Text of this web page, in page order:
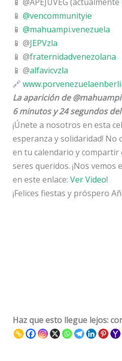
📱 @vencommunityie
📱 @mahuampi.venezuela
📱 @JEPVzla
📱 @fraternidadvenezolana
📱 @alfavicvzla
🔗
La aparición de
6 minutos y 24 segundos
¡Únete a nosotros en esta
esperanza y solidaridad! No
en tu calendario y compartir
seres queridos. ¡Nos vemos
en este enlace: Ver Video!
¡Felices fiestas y próspero
Haz que esto llegue lejos: